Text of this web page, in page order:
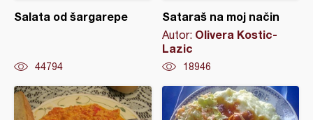
Salata od šargarepe
44794
Sataraš na moj način
Autor: Olivera Kostic-
Lazic
18946